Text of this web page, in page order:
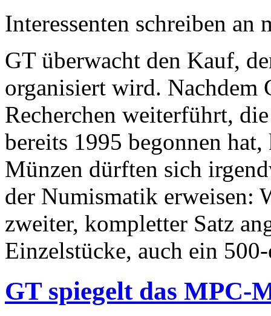
Interessenten schreiben
GT überwacht den Kauf,
organisiert wird. Nachdem
Recherchen weiterführt,
bereits 1995 begonnen
Münzen dürften sich
der Numismatik erweisen:
zweiter, kompletter Satz
Einzelstücke, auch ein
GT spiegelt das MPC-